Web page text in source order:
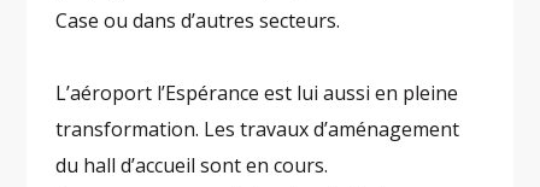
Case ou dans d’autres secteurs.
L’aéroport l’Espérance est lui aussi en pleine
transformation. Les travaux d’aménagement
du hall d’accueil sont en cours.